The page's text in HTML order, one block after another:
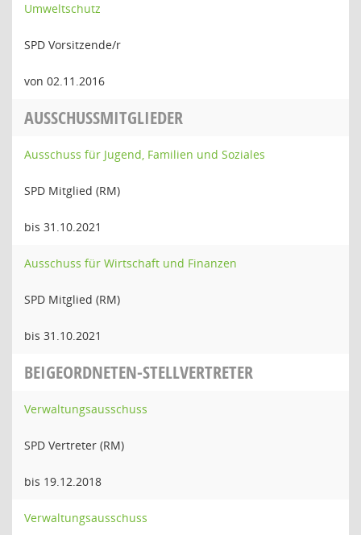
Umweltschutz
SPD Vorsitzende/r
von 02.11.2016
AUSSCHUSSMITGLIEDER
Ausschuss für Jugend, Familien und Soziales
SPD Mitglied (RM)
bis 31.10.2021
Ausschuss für Wirtschaft und Finanzen
SPD Mitglied (RM)
bis 31.10.2021
BEIGEORDNETEN-STELLVERTRETER
Verwaltungsausschuss
SPD Vertreter (RM)
bis 19.12.2018
Verwaltungsausschuss